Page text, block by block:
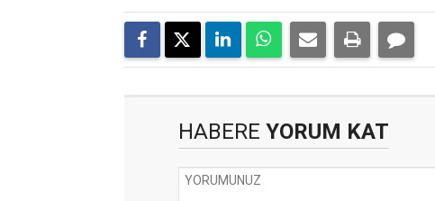
HABERE YORUM KAT